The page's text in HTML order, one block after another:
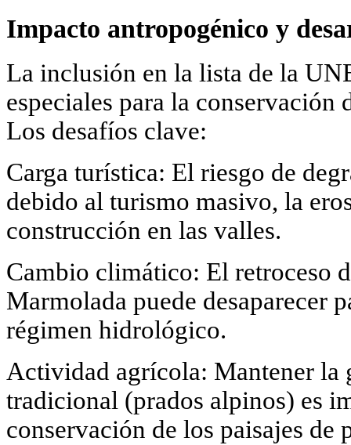
Impacto antropogénico y
La inclusión en la lista de la
especiales para la conservación
Los desafíos clave:
Carga turística: El riesgo de
debido al turismo masivo, la
construcción en las valles.
Cambio climático: El retroceso
Marmolada puede desaparecer
régimen hidrológico.
Actividad agrícola: Mantener la
tradicional (prados alpinos) es
conservación de los paisajes de